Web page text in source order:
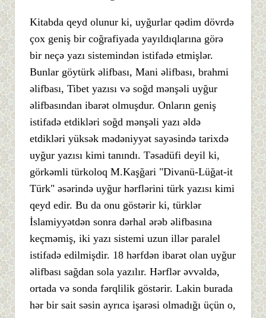
Kitabda qeyd olunur ki, uyğurlar qədim dövrdə
çox geniş bir coğrafiyada yayıldıqlarına görə
bir neçə yazı sistemindən istifadə etmişlər.
Bunlar göytürk əlifbası, Mani əlifbası, brahmi
əlifbası, Tibet yazısı və soğd mənşəli uyğur
əlifbasından ibarət olmuşdur. Onların geniş
istifadə etdikləri soğd mənşəli yazı əldə
etdikləri yüksək mədəniyyət sayəsində tarixdə
uyğur yazısı kimi tanındı. Təsadüfi deyil ki,
görkəmli türkoloq M.Kaşğari "Divanü-Lüğat-it
Türk" əsərində uyğur hərflərini türk yazısı kimi
qeyd edir. Bu da onu göstərir ki, türklər
İslamiyyətdən sonra dərhal ərəb əlifbasına
keçməmiş, iki yazı sistemi uzun illər paralel
istifadə edilmişdir. 18 hərfdən ibarət olan uyğur
əlifbası sağdan sola yazılır. Hərflər əvvəldə,
ortada və sonda fərqlilik göstərir. Lakin burada
hər bir sait səsin ayrıca işarəsi olmadığı üçün o,